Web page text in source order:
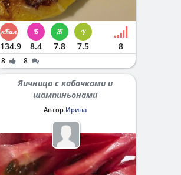
134.9 8.4 7.8 7.5 8
8 8
Яичница с кабачками и
шампиньонами
Автор Ирина